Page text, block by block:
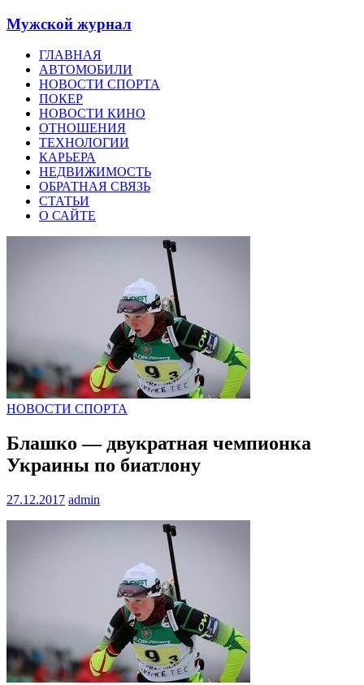
Мужской журнал
ГЛАВНАЯ
АВТОМОБИЛИ
НОВОСТИ СПОРТА
ПОКЕР
НОВОСТИ КИНО
ОТНОШЕНИЯ
ТЕХНОЛОГИИ
КАРЬЕРА
НЕДВИЖИМОСТЬ
ОБРАТНАЯ СВЯЗЬ
СТАТЬИ
О САЙТЕ
НОВОСТИ СПОРТА
Блашко — двукратная чемпионка
Украины по биатлону
27.12.2017 admin